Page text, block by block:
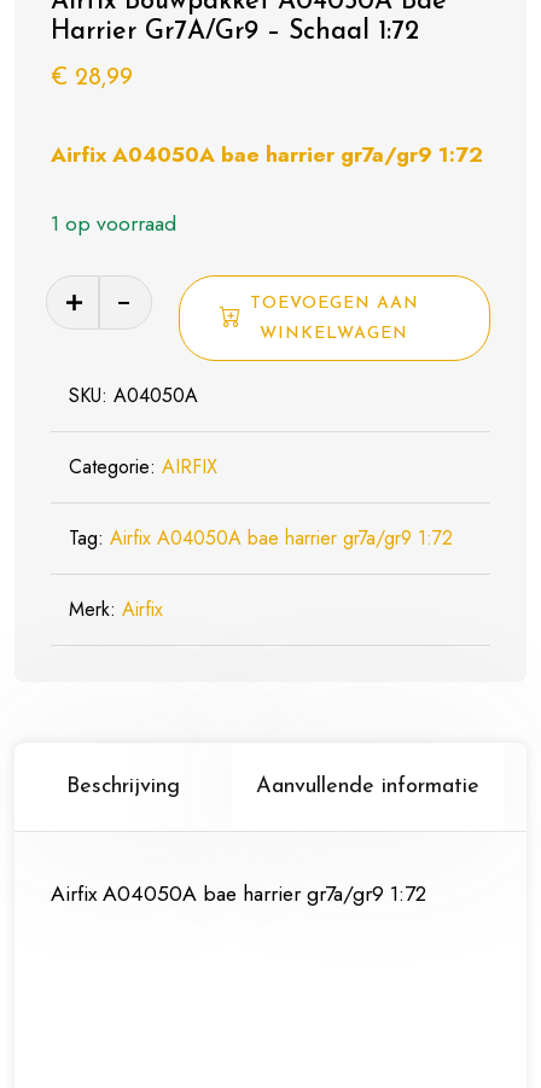
Harrier Gr7A/Gr9 – Schaal 1:72
€ 28,99
Airfix A04050A bae harrier gr7a/gr9 1:72
1 op voorraad
Airfix
Bouwpakket
A04050A
Bae
Harrier
Gr7A/Gr9
Schaal
aantal
TOEVOEGEN AAN
WINKELWAGEN
SKU: A04050A
Categorie: AIRFIX
Tag: Airfix A04050A bae harrier gr7a/gr9 1:72
Merk: Airfix
Beschrijving Aanvullende informatie
Airfix A04050A bae harrier gr7a/gr9 1:72